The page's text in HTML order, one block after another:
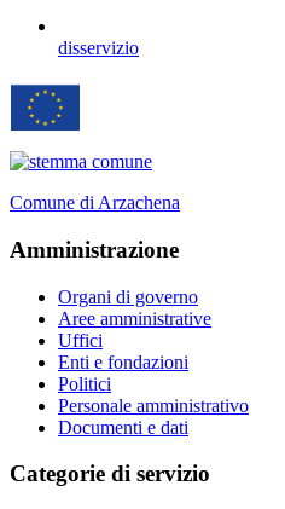
disservizio
Comune di Arzachena
Amministrazione
Organi di governo
Aree amministrative
Uffici
Enti e fondazioni
Politici
Personale amministrativo
Documenti e dati
Categorie di servizio